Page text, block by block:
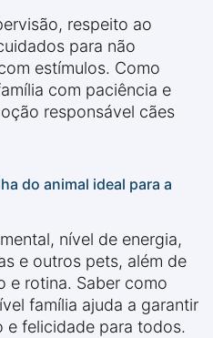
respeito ao
para não
estímulos. Como
com paciência e
responsável cães
do animal ideal para a
nível de energia,
e outros pets, além de
e rotina. Saber como
família ajuda a garantir
e felicidade para todos.